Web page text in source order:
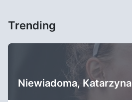
Trending
Niewiadoma, Katarzyna